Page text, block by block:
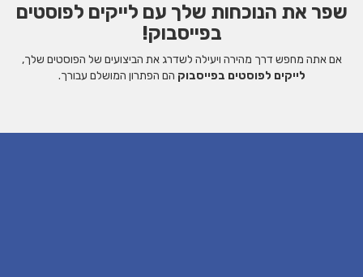
שפר את הנוכחות שלך עם לייקים לפוסטים
בפייסבוק!
אם אתה מחפש דרך מהירה ויעילה לשדרג את הביצועים של הפוסטים שלך,
לייקים לפוסטים בפייסבוק הם הפתרון המושלם עבורך.